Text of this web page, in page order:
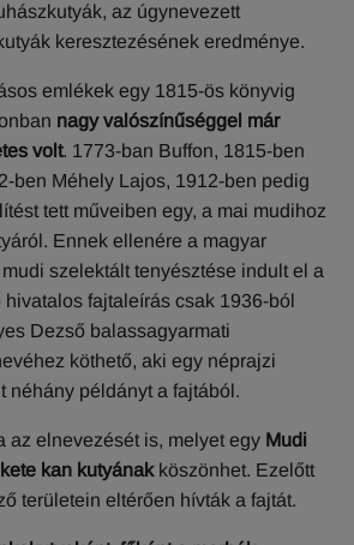
az úgynevezett
keresztezésének eredménye.
emlékek egy 1815-ös könyvig
nagy valószínűséggel már
volt. 1773-ban Buffon, 1815-ben
ben Méhely Lajos, 1912-ben pedig
tett műveiben egy, a mai mudihoz
Ennek ellenére a magyar
szelektált tenyésztése indult el a
fajtaleírás csak 1936-ból
Dezső balassagyarmati
köthető, aki egy néprajzi
néhány példányt a fajtából.
az elnevezését is, melyet egy Mudi
kan kutyánakköszönhet. Ezelőtt
területein eltérően hívták a fajtát.